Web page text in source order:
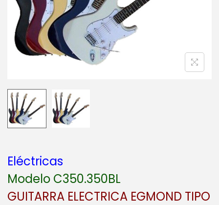
c
i
ó
n
d
o
Eléctricas
Modelo C350.350BL
GUITARRA ELECTRICA EGMOND TIPO